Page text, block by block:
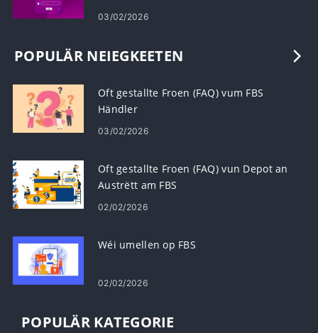
03/02/2026
POPULÄR NEIEGKEETEN
Oft gestallte Froen (FAQ) vum FBS
Händler
03/02/2026
Oft gestallte Froen (FAQ) vun Depot an
Austrëtt am FBS
02/02/2026
Wéi umellen op FBS
02/02/2026
POPULÄR KATEGORIE